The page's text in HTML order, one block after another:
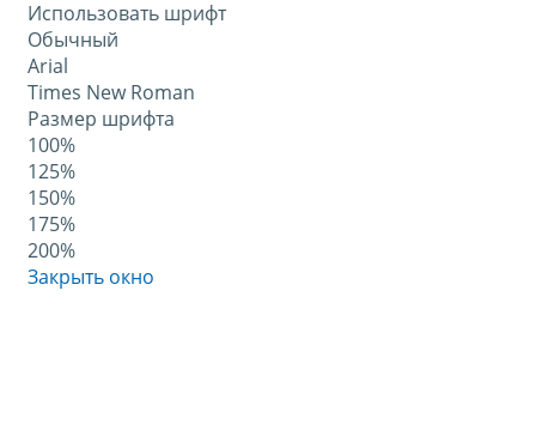
Использовать шрифт
Обычный
Arial
Times New Roman
Размер шрифта
100%
125%
150%
175%
200%
Закрыть окно